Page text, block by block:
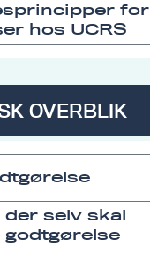
for
hos UCRS
OVERBLIK
selv skal
godtgørelse